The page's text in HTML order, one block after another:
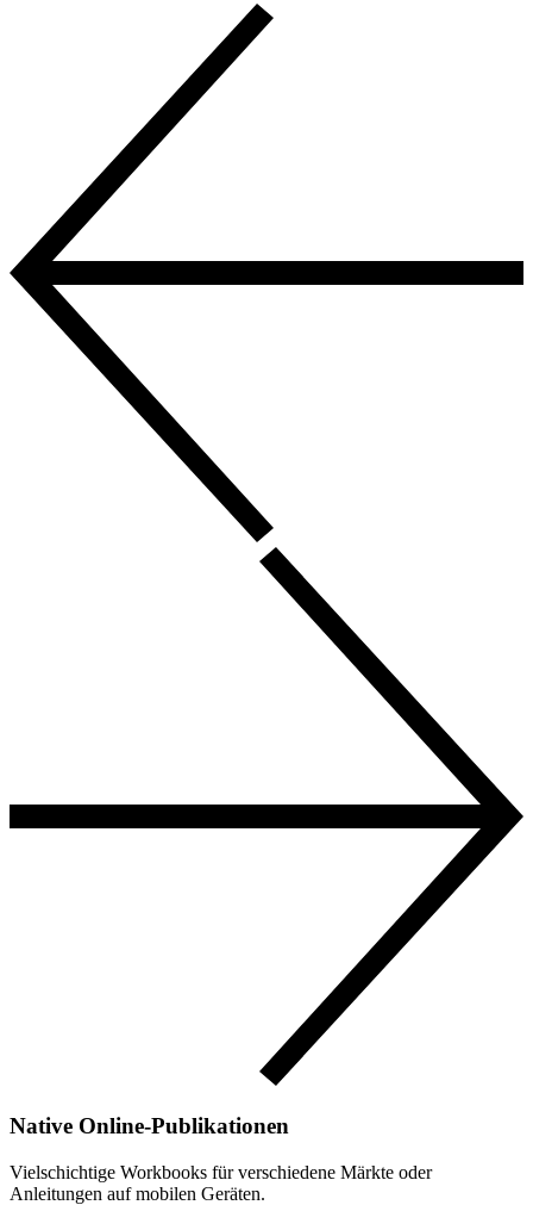
Native Online-Publikationen
Vielschichtige Workbooks für verschiedene Märkte oder
Anleitungen auf mobilen Geräten.